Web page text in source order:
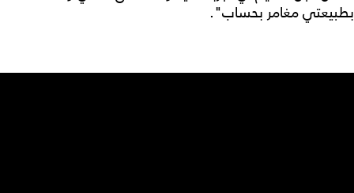
بطبيعتي مغامر بحساب".